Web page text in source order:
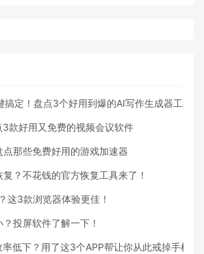
定！盘点3个好用到爆的AI写作生成器工具
款好用又免费的视频会议软件
那些免费好用的游戏加速器
？不花钱的官方恢复工具来了！
这3款浏览器体验更佳！
投屏软件了解一下！
低下？用了这3个APP帮让你从此戒掉手机！